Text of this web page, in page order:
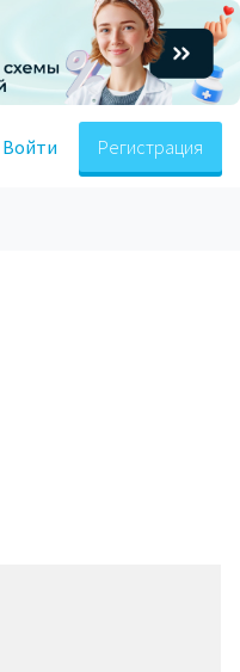
Войти Регистрация